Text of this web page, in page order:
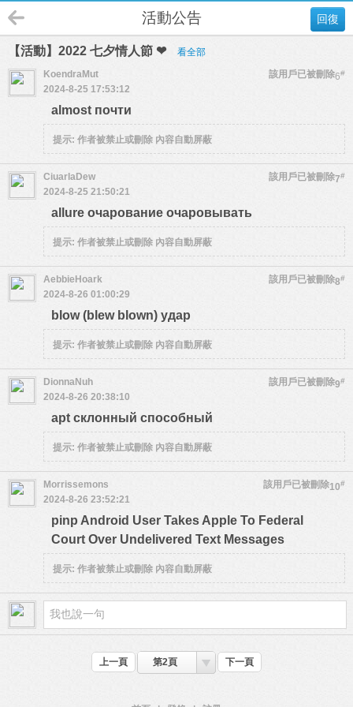
回復
活動公告
【活動】2022 七夕情人節 ❤ 看全部
6#
KoendraMut
該用戶已被刪除
2024-8-25 17:53:12
almost почти
提示: 作者被禁止或刪除 內容自動屏蔽
7#
CiuarlaDew
該用戶已被刪除
2024-8-25 21:50:21
allure очарование очаровывать
提示: 作者被禁止或刪除 內容自動屏蔽
8#
AebbieHoark
該用戶已被刪除
2024-8-26 01:00:29
blow (blew blown) удар
提示: 作者被禁止或刪除 內容自動屏蔽
9#
DionnaNuh
該用戶已被刪除
2024-8-26 20:38:10
apt склонный способный
提示: 作者被禁止或刪除 內容自動屏蔽
10#
Morrissemons
該用戶已被刪除
2024-8-26 23:52:21
pinp Android User Takes Apple To Federal
Court Over Undelivered Text Messages
提示: 作者被禁止或刪除 內容自動屏蔽
上一頁 第2頁 下一頁